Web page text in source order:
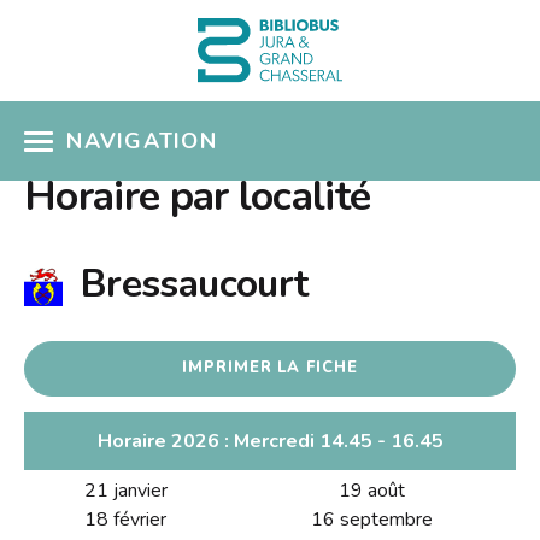
NAVIGATION
ACCÈS CATALOGUE
MON COMPTE
COLLECTIONS
Présentation
Nouveautés
Albums pour enfants
SÉLECTIONS THÉMATIQUES
EN PRATIQUE
Horaire par localité
Bressaucourt
IMPRIMER LA FICHE
Horaire 2026 : Mercredi 14.45 - 16.45
21 janvier
18 février
19 août
16 septembre